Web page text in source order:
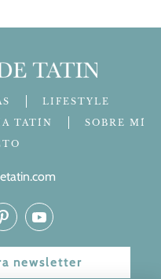
LIFESTYLE
TATÍN
SOBRE MÍ
newsletter